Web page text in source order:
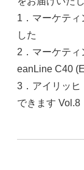
1．マーケティ
した
2．マーケティ
eanLine C40
3．アイリッヒ
できます Vol.8